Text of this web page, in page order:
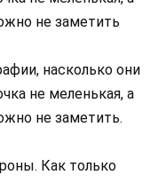
не заметить
насколько они
не меленькая, а
не заметить.
Как только